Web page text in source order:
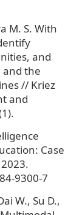
M. S. With
and
and the
// Kriez
and
Case
9300-7
W., Su D.,